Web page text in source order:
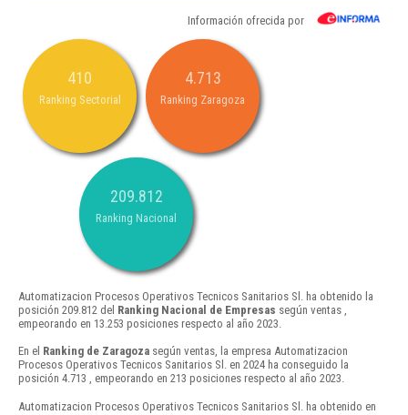
Información ofrecida por
410
Ranking Sectorial
4.713
Ranking Zaragoza
209.812
Ranking Nacional
Automatizacion Procesos Operativos Tecnicos Sanitarios Sl. ha obtenido la
posición 209.812 del Ranking Nacional de Empresas según ventas ,
empeorando en 13.253 posiciones respecto al año 2023.
En el Ranking de Zaragoza según ventas, la empresa Automatizacion
Procesos Operativos Tecnicos Sanitarios Sl. en 2024 ha conseguido la
posición 4.713 , empeorando en 213 posiciones respecto al año 2023.
Automatizacion Procesos Operativos Tecnicos Sanitarios Sl. ha obtenido en